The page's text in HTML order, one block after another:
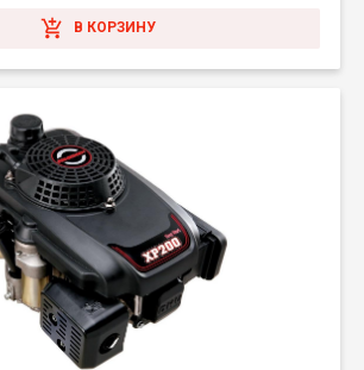
В КОРЗИНУ